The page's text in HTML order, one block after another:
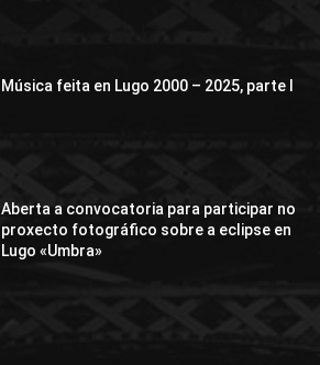
Música feita en Lugo 2000 – 2025, parte I
Aberta a convocatoria para participar no
proxecto fotográfico sobre a eclipse en
Lugo «Umbra»